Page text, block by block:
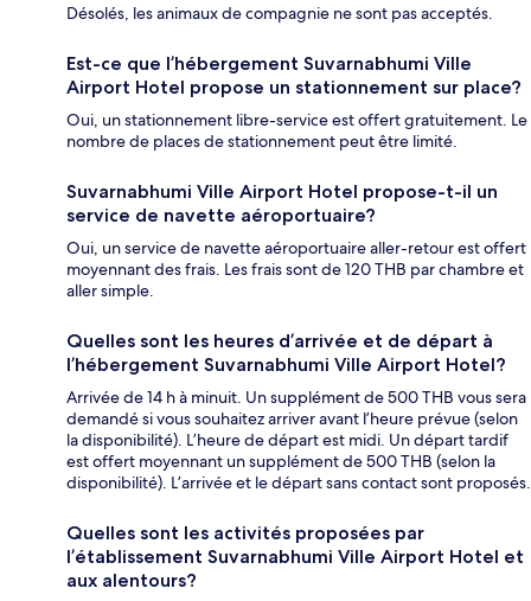
Désolés, les animaux de compagnie ne sont pas acceptés.
Est-ce que l’hébergement Suvarnabhumi Ville
Airport Hotel propose un stationnement sur place?
Oui, un stationnement libre-service est offert gratuitement. Le
nombre de places de stationnement peut être limité.
Suvarnabhumi Ville Airport Hotel propose-t-il un
service de navette aéroportuaire?
Oui, un service de navette aéroportuaire aller-retour est offert
moyennant des frais. Les frais sont de 120 THB par chambre et
aller simple.
Quelles sont les heures d’arrivée et de départ à
l’hébergement Suvarnabhumi Ville Airport Hotel?
Arrivée de 14 h à minuit. Un supplément de 500 THB vous sera
demandé si vous souhaitez arriver avant l’heure prévue (selon
la disponibilité). L’heure de départ est midi. Un départ tardif
est offert moyennant un supplément de 500 THB (selon la
disponibilité). L’arrivée et le départ sans contact sont proposés.
Quelles sont les activités proposées par
l’établissement Suvarnabhumi Ville Airport Hotel et
aux alentours?